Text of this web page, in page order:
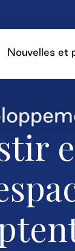
Nouvelles et